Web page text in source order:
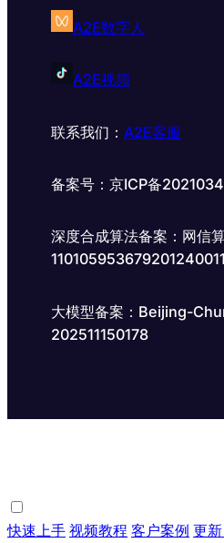
A2E数字人
A2E视频
联系我们： A2E客服
备案号：京ICP备
深度合成算法备案：网信
大模型备案：Beijing-
202511150178
快速上手 视频教程 客户案例 更